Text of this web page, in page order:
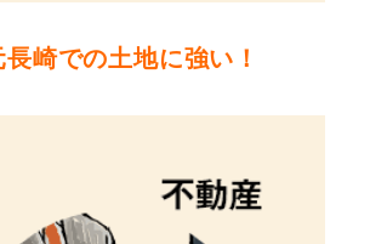
長崎での土地に強い！